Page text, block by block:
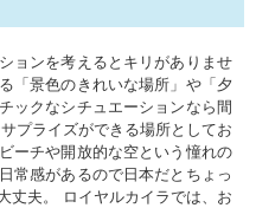
ョンを考えるとキリがありませ
「景色のきれいな場所」や「夕
ックなシチュエーションなら間
プライズができる場所としてお
ーチや開放的な空という憧れの
常感があるので日本だとちょっ
丈夫。 ロイヤルカイラでは、お